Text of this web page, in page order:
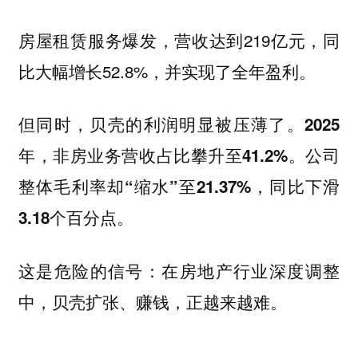
房屋租赁服务爆发，营收达到219亿元，同
比大幅增长52.8%，并实现了全年盈利。
但同时，贝壳的利润明显被压薄了。2025
年，非房业务营收占比攀升至41.2%。公司
整体毛利率却“缩水”至21.37%，同比下滑
3.18个百分点。
这是危险的信号：在房地产行业深度调整
中，贝壳扩张、赚钱，正越来越难。